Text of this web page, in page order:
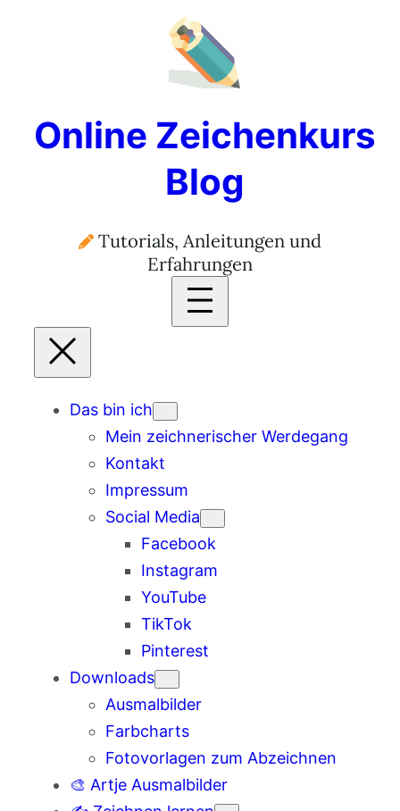
Online Zeichenkurs
Blog
Tutorials, Anleitungen und
Erfahrungen
Das bin ich
Mein zeichnerischer Werdegang
Kontakt
Impressum
Social Media
Facebook
Instagram
YouTube
TikTok
Pinterest
Downloads
Ausmalbilder
Farbcharts
Fotovorlagen zum Abzeichnen
🎨 Artje Ausmalbilder